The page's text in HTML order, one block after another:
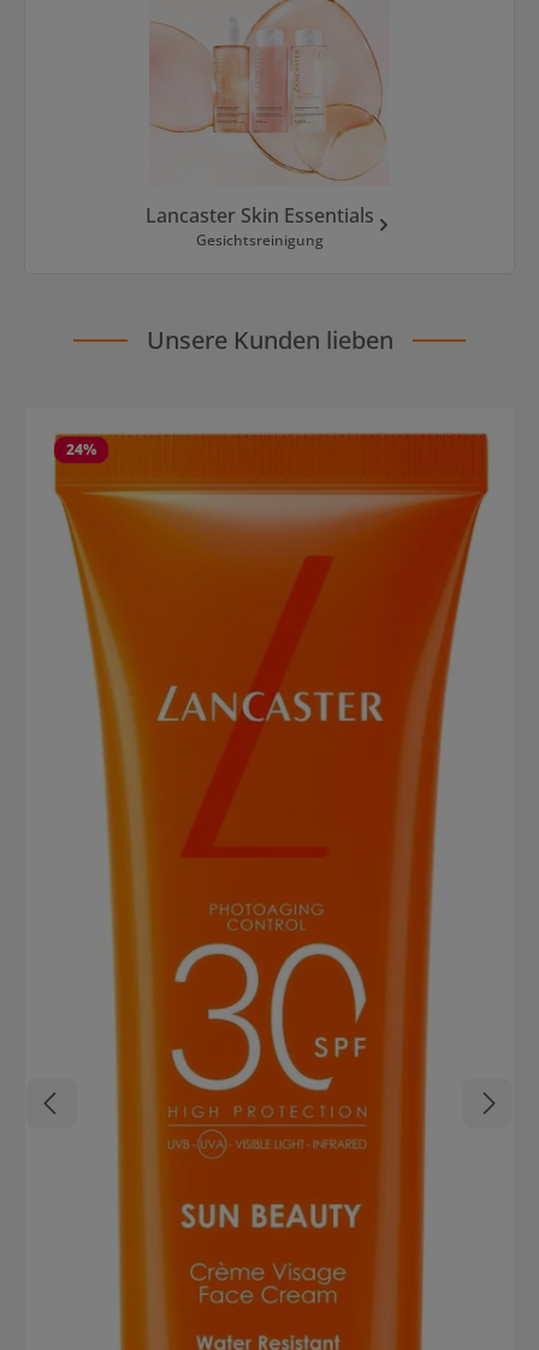
Lancaster Skin Essentials
Gesichtsreinigung
Unsere Kunden lieben
24%